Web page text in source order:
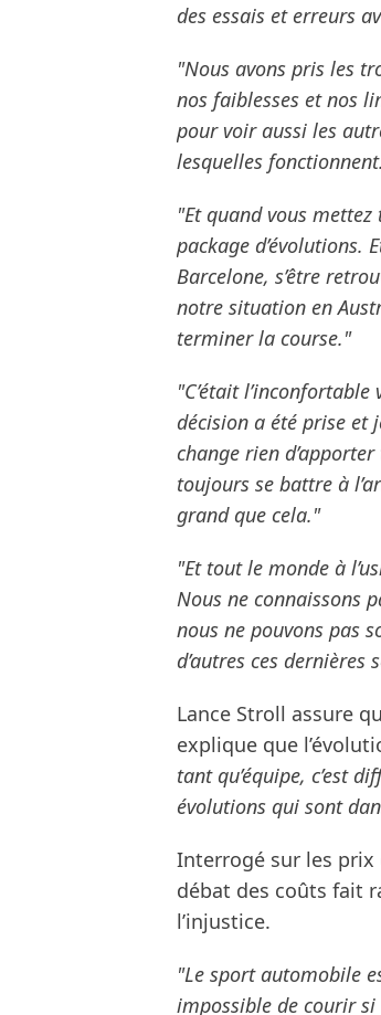
des essais et erreurs
"Nous avons pris les
nos faiblesses et nos
pour voir aussi les
lesquelles
"Et quand vous
package d’évolutions.
Barcelone, s’être
notre situation en
terminer la course."
"C’était
décision a été prise et
change rien
toujours se battre à
grand que cela."
"Et tout le monde à
Nous ne connaissons
nous ne pouvons pas
d’autres ces dernières
Lance Stroll assure
explique que
tant qu’équipe, c’est
évolutions qui sont
Interrogé sur les
débat des coûts fait
l’injustice.
"Le sport automobile
impossible de courir si